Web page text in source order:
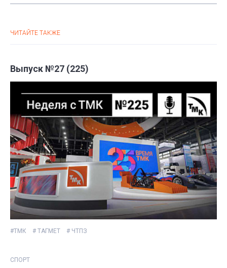
ЧИТАЙТЕ ТАКЖЕ
Выпуск №27 (225)
#ТМК # ТАГМЕТ # ЧТПЗ
СПОРТ